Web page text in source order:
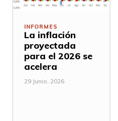
INFORMES
La inflación
proyectada
para el 2026 se
acelera
29 Junio, 2026